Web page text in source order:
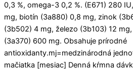
0,3 %, omega-3 0,2 %. (E671) 280
mg, biotín (3a880) 0,8 mg, zinok
(3b502) 4 mg, železo (3b103) 12
(3a370) 600 mg. Obsahuje prírodné
antioxidanty.mj=medzinárodná
mačiatka [mesiac] Denná kŕmna